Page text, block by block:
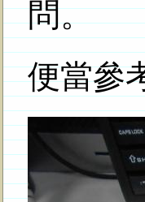
問。
便當參